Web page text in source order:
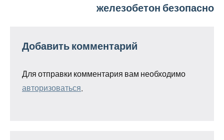
железобетон безопасно
Добавить комментарий
Для отправки комментария вам необходимо
авторизоваться